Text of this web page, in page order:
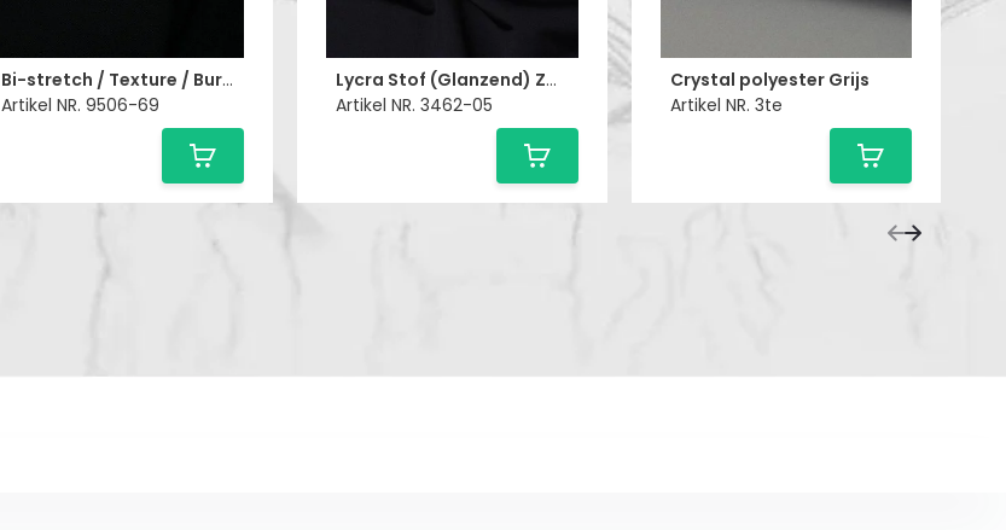
Bi-stretch / Texture / Burlington Zwart, Per Rol 30 meter- 280 cm Breed
Artikel NR. 9506-69
Lycra Stof (Glanzend) Zwart
Artikel NR. 3462-05
Crystal polyester Grijs
Artikel NR. 3te